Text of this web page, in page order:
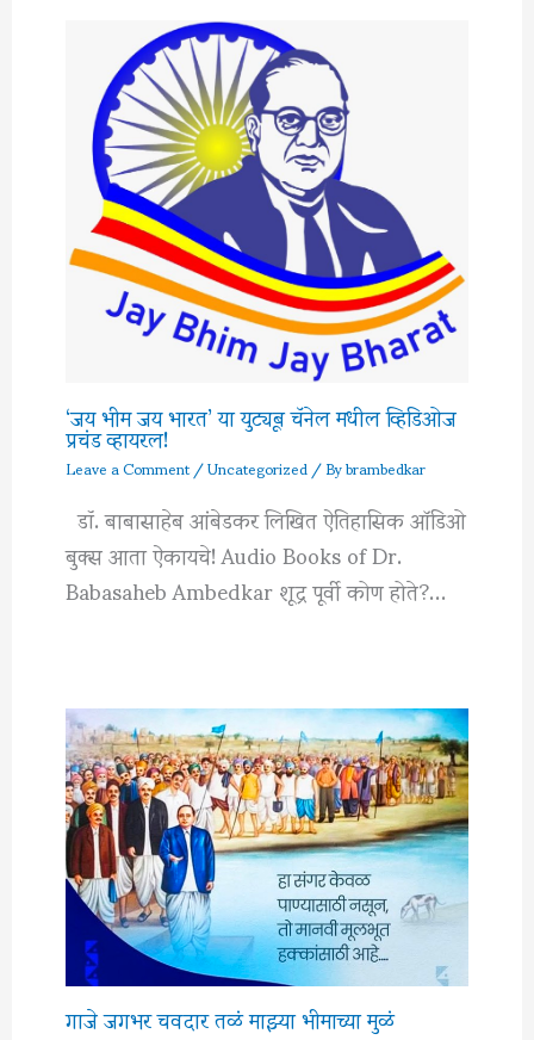
‘जय भीम जय भारत’ या युट्यूब चॅनेल मधील व्हिडिओज
प्रचंड व्हायरल!
Leave a Comment/Uncategorized/ Bybrambedkar
डॉ. बाबासाहेब आंबेडकर लिखित ऐतिहासिक ऑडिओ
बुक्स आता ऐकायचे! Audio Books of Dr.
Babasaheb Ambedkar शूद्र पूर्वी कोण होते?…
गाजे जगभर चवदार तळं माझ्या भीमाच्या मुळं